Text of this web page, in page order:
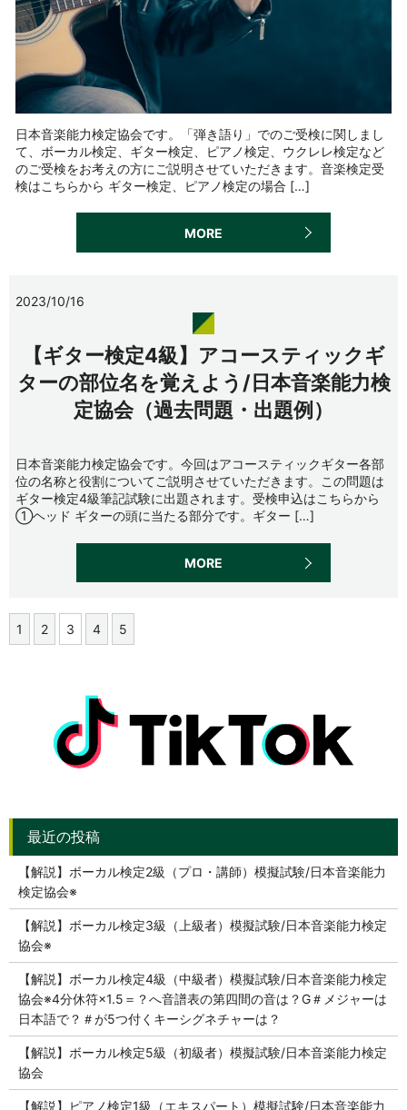
日本音楽能力検定協会です。「弾き語り」でのご受検に関しまし
て、ボーカル検定、ギター検定、ピアノ検定、ウクレレ検定など
のご受検をお考えの方にご説明させていただきます。音楽検定受
検はこちらから ギター検定、ピアノ検定の場合 […]
MORE
2023/10/16
【ギター検定4級】アコースティックギ
ターの部位名を覚えよう/日本音楽能力検
定協会（過去問題・出題例）
日本音楽能力検定協会です。今回はアコースティックギター各部
位の名称と役割についてご説明させていただきます。この問題は
ギター検定4級筆記試験に出題されます。受検申込はこちらから
①ヘッド ギターの頭に当たる部分です。ギター […]
MORE
1 2 3 4 5
【解説】ボーカル検定2級（プロ・講師）模擬試験/日本音楽能力
検定協会※
【解説】ボーカル検定3級（上級者）模擬試験/日本音楽能力検定
協会※
【解説】ボーカル検定4級（中級者）模擬試験/日本音楽能力検定
協会※4分休符×1.5＝？へ音譜表の第四間の音は？G＃メジャーは
日本語で？＃が5つ付くキーシグネチャーは？
【解説】ボーカル検定5級（初級者）模擬試験/日本音楽能力検定
協会
【解説】ピアノ検定1級（エキスパート）模擬試験/日本音楽能力